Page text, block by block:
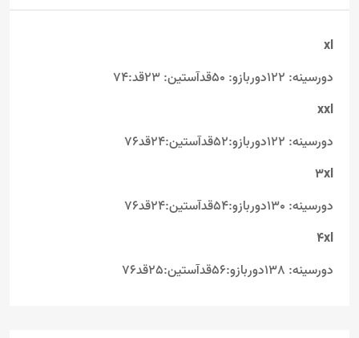
xl
دورسینه: 122دوربازو: 50قدآستین: 23قد:74
xxl
دورسینه: 122دوربازو:52قدآستین:24قد76
3xl
دورسینه: 130دوربازو:54قدآستین:24قد76
4xl
دورسینه: 138دوربازو:56قدآستین:25قد76